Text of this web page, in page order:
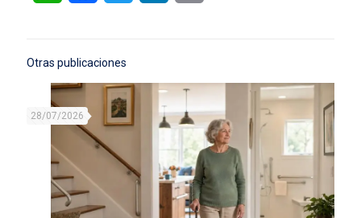
Otras publicaciones
28/07/2026